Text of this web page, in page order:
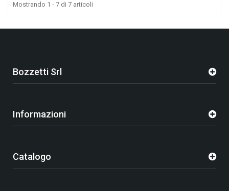
Mostrando 1 - 7 di 7 articoli
Bozzetti Srl
Informazioni
Catalogo